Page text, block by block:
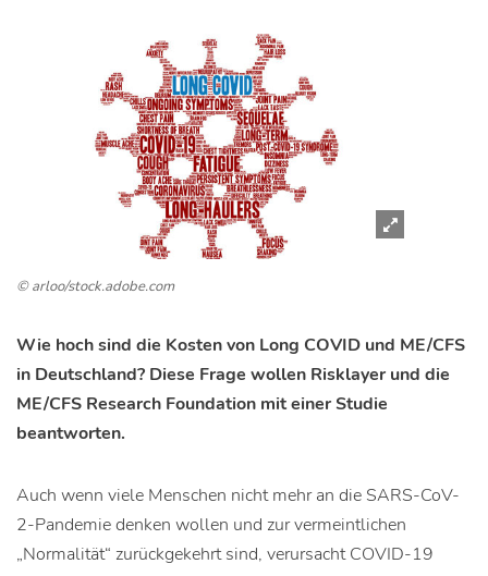
© arloo/stock.adobe.com
Wie hoch sind die Kosten von Long COVID und ME/CFS
in Deutschland? Diese Frage wollen Risklayer und die
ME/CFS Research Foundation mit einer Studie
beantworten.
Auch wenn viele Menschen nicht mehr an die SARS-CoV-
2-Pandemie denken wollen und zur vermeintlichen
„Normalität“ zurückgekehrt sind, verursacht COVID-19